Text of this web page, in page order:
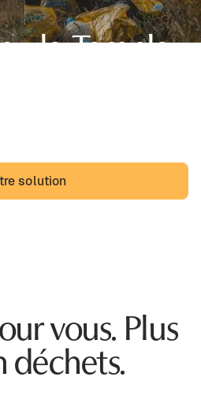
le-Temple,
solution
vous. Plus
déchets.